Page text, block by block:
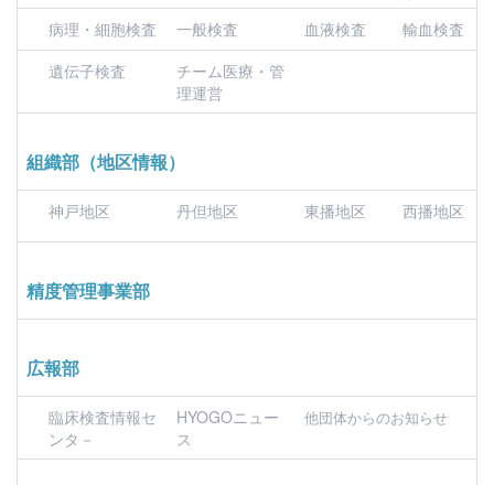
病理・細胞検査
一般検査 血液検査
輸血検査
遺伝子検査
チーム医療・管
理運営
組織部（地区情報）
神戸地区 丹但地区 東播地区 西播地区
精度管理事業部
広報部
臨床検査情報セ
ンタ－
HYOGOニュー
ス
他団体からのお知らせ